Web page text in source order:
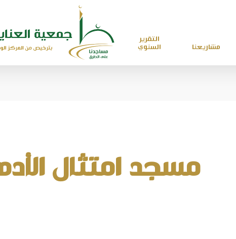
مشاريعنا
التقرير
السنوي
مسجد امتثال